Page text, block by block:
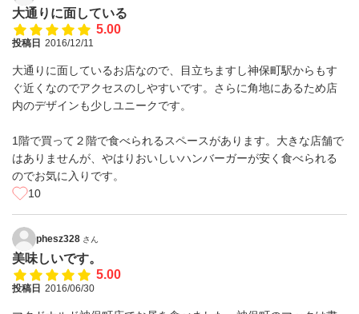
大通りに面している
5.00
投稿日 2016/12/11
大通りに面しているお店なので、目立ちますし神保町駅からもす
ぐ近くなのでアクセスのしやすいです。さらに角地にあるため店
内のデザインも少しユニークです。
1階で買って２階で食べられるスペースがあります。大きな店舗で
はありませんが、やはりおいしいハンバーガーが安く食べられる
のでお気に入りです。
10
phesz328 さん
美味しいです。
5.00
投稿日 2016/06/30